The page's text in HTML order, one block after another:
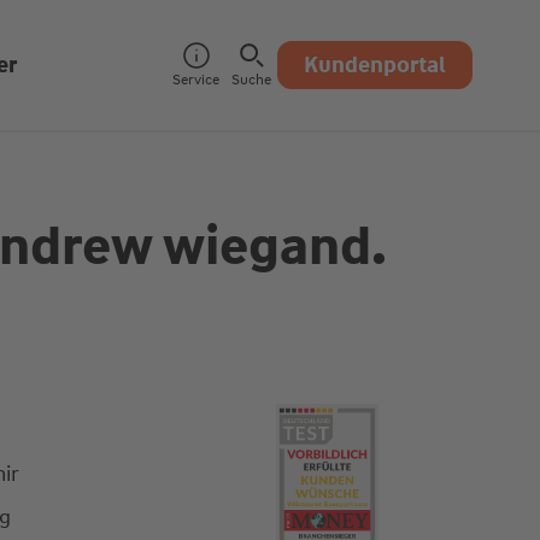
Service Suche Kundenportal
wiegand.